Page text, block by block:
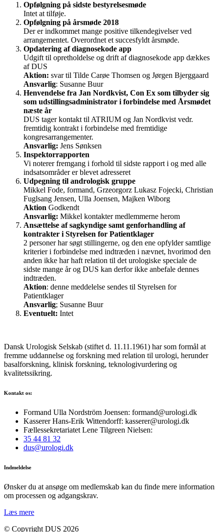
Opfølgning på sidste bestyrelsesmøde
Intet at tilføje.
Opfølgning på årsmøde 2018
Der er indkommet mange positive tilkendegivelser ved
arrangementet. Overordnet et succesfyldt årsmøde.
Opdatering af diagnosekode app
Udgift til opretholdelse og drift af diagnosekode app dækkes
af DUS
Aktion: svar til Tilde Carøe Thomsen og Jørgen Bjerggaard
Ansvarlig: Susanne Buur
Henvendelse fra Jan Nordkvist, Con Ex som tilbyder sig
som udstillingsadministrator i forbindelse med Årsmødet
næste år
DUS tager kontakt til ATRIUM og Jan Nordkvist vedr.
fremtidig kontrakt i forbindelse med fremtidige
kongresarrangementer.
Ansvarlig: Jens Sønksen
Inspektorrapporten
Vi noterer fremgang i forhold til sidste rapport i og med alle
indsatsområder er blevet adresseret
Udpegning til andrologisk gruppe
Mikkel Fode, formand, Grzeorgorz Lukasz Fojecki, Christian
Fuglsang Jensen, Ulla Joensen, Majken Wiborg
Aktion Godkendt
Ansvarlig: Mikkel kontakter medlemmerne herom
Ansættelse af sagkyndige samt genforhandling af
kontrakter i Styrelsen for Patientklager
2 personer har søgt stillingerne, og den ene opfylder samtlige
kriterier i forbindelse med indtræden i nævnet, hvorimod den
anden ikke har haft relation til det urologiske speciale de
sidste mange år og DUS kan derfor ikke anbefale dennes
indtræden.
Aktion: denne meddelelse sendes til Styrelsen for
Patientklager
Ansvarlig; Susanne Buur
Eventuelt: Intet
Dansk Urologisk Selskab (stiftet d. 11.11.1961) har som formål at
fremme uddannelse og forskning med relation til urologi, herunder
basalforskning, klinisk forskning, teknologivurdering og
kvalitetssikring.
Kontakt os:
Formand Ulla Nordström Joensen: formand@urologi.dk
Kasserer Hans-Erik Wittendorff: kasserer@urologi.dk
Fællessekretariatet Lene Tilgreen Nielsen:
35 44 81 32
dus@urologi.dk
Indmeldelse
Ønsker du at ansøge om medlemskab kan du finde mere information
om processen og adgangskrav.
Læs mere
© Copyright DUS 2026